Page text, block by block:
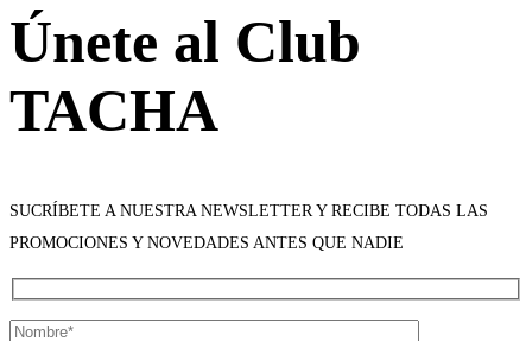
Únete al Club
TACHA
SUCRÍBETE A NUESTRA NEWSLETTER Y RECIBE TODAS LAS
PROMOCIONES Y NOVEDADES ANTES QUE NADIE